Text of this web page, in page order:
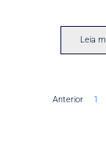
Leia
Anterior 1